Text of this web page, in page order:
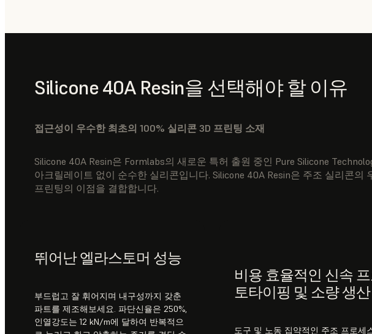
Silicone 40A Resin을 선택해야 할 이유
접근성이 우수한 최초의 100% 실리콘 3D 프린팅 소재
Silicone 40A Resin은 Formlabs의 새로운 특허 출원 중인 Pure Silicone
아크릴레이트 없이 순수한 실리콘입니다. Silicone 40A Resin은 주조 실리콘의
프린팅의 이점을 결합합니다.
뛰어난 엘라스토머 성능
부드럽고 잘 휘어지며 내구성까지 갖춘
파트를 제조해보세요. 파단신율은 250%,
인열강도는 12 kN/m에 달하여 반복적으
비용 효율적인 신속
토타이핑 및 소량 생산
도구 및 노동 집약적인 주조 프로세